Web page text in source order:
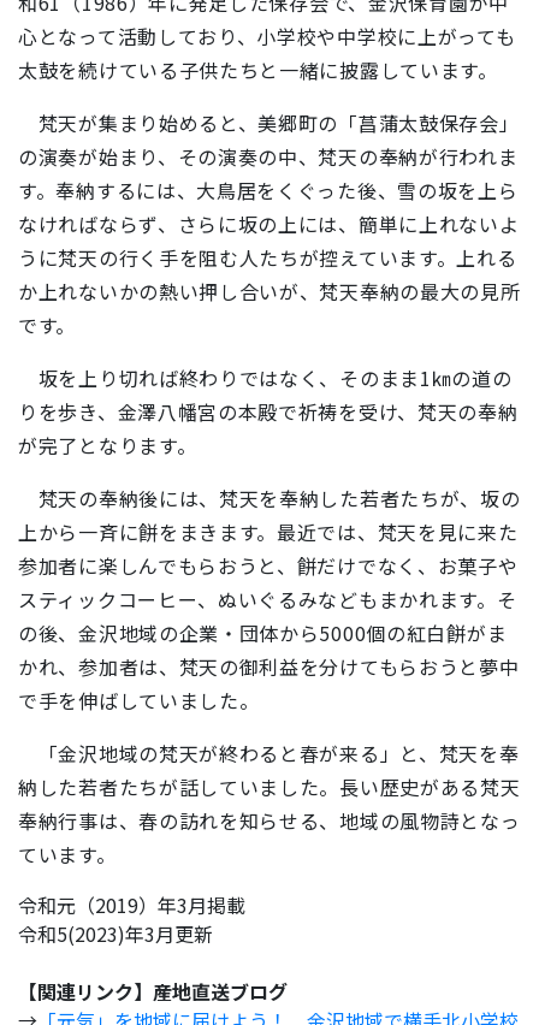
心となって活動しており、小学校や中学校に上がっても
太鼓を続けている子供たちと一緒に披露しています。
梵天が集まり始めると、美郷町の「菖蒲太鼓保存会」
の演奏が始まり、その演奏の中、梵天の奉納が行われま
す。奉納するには、大鳥居をくぐった後、雪の坂を上ら
なければならず、さらに坂の上には、簡単に上れないよ
うに梵天の行く手を阻む人たちが控えています。上れる
か上れないかの熱い押し合いが、梵天奉納の最大の見所
です。
坂を上り切れば終わりではなく、そのまま1㎞の道の
りを歩き、金澤八幡宮の本殿で祈祷を受け、梵天の奉納
が完了となります。
梵天の奉納後には、梵天を奉納した若者たちが、坂の
上から一斉に餅をまきます。最近では、梵天を見に来た
参加者に楽しんでもらおうと、餅だけでなく、お菓子や
スティックコーヒー、ぬいぐるみなどもまかれます。そ
の後、金沢地域の企業・団体から5000個の紅白餅がま
かれ、参加者は、梵天の御利益を分けてもらおうと夢中
で手を伸ばしていました。
「金沢地域の梵天が終わると春が来る」と、梵天を奉
納した若者たちが話していました。長い歴史がある梵天
奉納行事は、春の訪れを知らせる、地域の風物詩となっ
ています。
令和元（2019）年3月掲載
令和5(2023)年3月更新
【関連リンク】産地直送ブログ